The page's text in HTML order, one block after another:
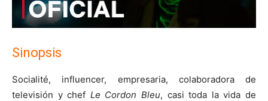
Sinopsis
Socialité, influencer, empresaria, colaboradora de
televisión y chef Le Cordon Bleu, casi toda la vida de